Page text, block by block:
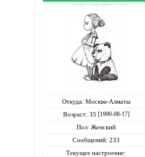
Откуда: Москва-Алматы
Возраст: 35 [1990-08-17]
Пол: Женский
Сообщений: 233
Текущее настроение: